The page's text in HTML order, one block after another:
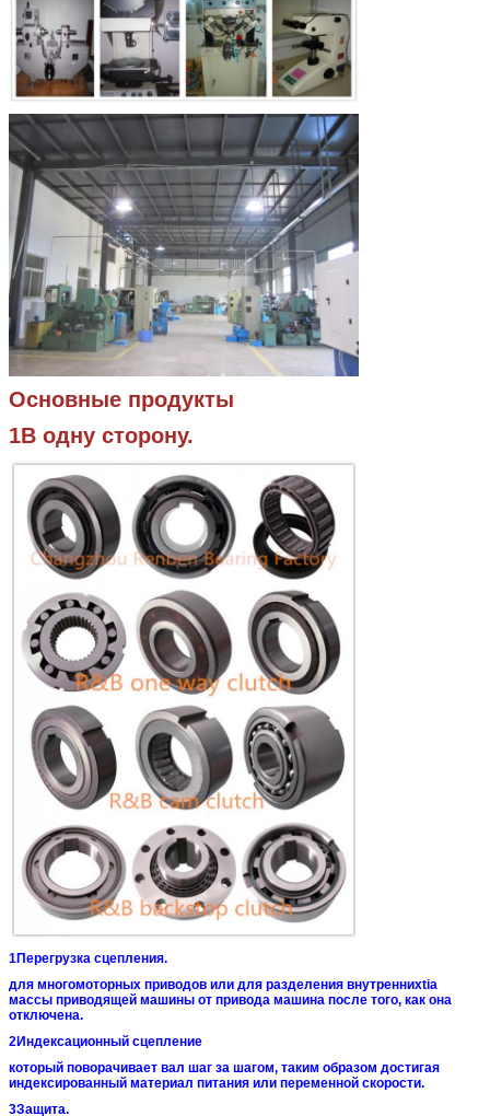
Основные продукты
1В одну сторону.
1Перегрузка сцепления.
для многомоторных приводов или для разделения внутреннихtia
массы приводящей машины от привода машина после того, как она
отключена.
2Индексационный сцепление
который поворачивает вал шаг за шагом, таким образом достигая
индексированный материал питания или переменной скорости.
3Защита.